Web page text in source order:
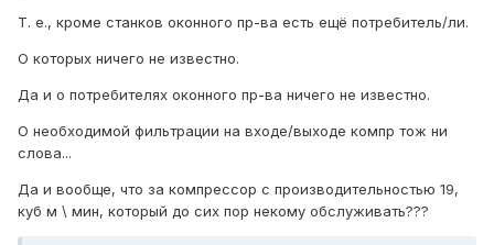
Т. е., кроме станков оконного пр-ва есть ещё потребитель/ли.
О которых ничего не известно.
Да и о потребителях оконного пр-ва ничего не известно.
О необходимой фильтрации на входе/выходе компр тож ни
слова...
Да и вообще, что за компрессор с производительностью 19,
куб м \ мин, который до сих пор некому обслуживать???